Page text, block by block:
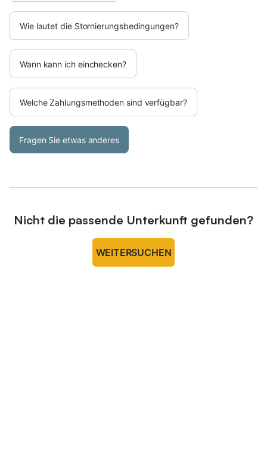
Wie lautet die Stornierungsbedingungen?
Wann kann ich einchecken?
Welche Zahlungsmethoden sind verfügbar?
Fragen Sie etwas anderes
Nicht die passende Unterkunft gefunden?
WEITERSUCHEN